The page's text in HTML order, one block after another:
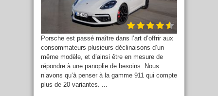
Porsche est passé maître dans l’art d’offrir aux
consommateurs plusieurs déclinaisons d’un
même modèle, et d’ainsi être en mesure de
répondre à une panoplie de besoins. Nous
n’avons qu’à penser à la gamme 911 qui compte
plus de 20 variantes. ...